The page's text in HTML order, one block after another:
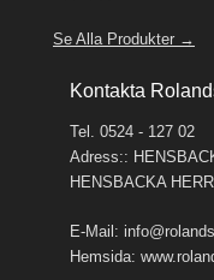
Se Alla Produkter →
Kontakta
Tel. 0524 - 127 02
Adress::
HENSBACKA
E-Mail:
Hemsida: